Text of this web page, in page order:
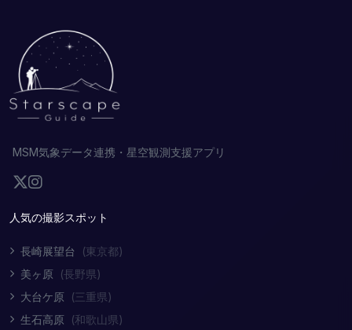
MSM気象データ連携・星空観測支援アプリ
人気の撮影スポット
長崎展望台
(東京都)
美ヶ原 (長野県)
大台ケ原 (三重県)
生石高原 (和歌山県)